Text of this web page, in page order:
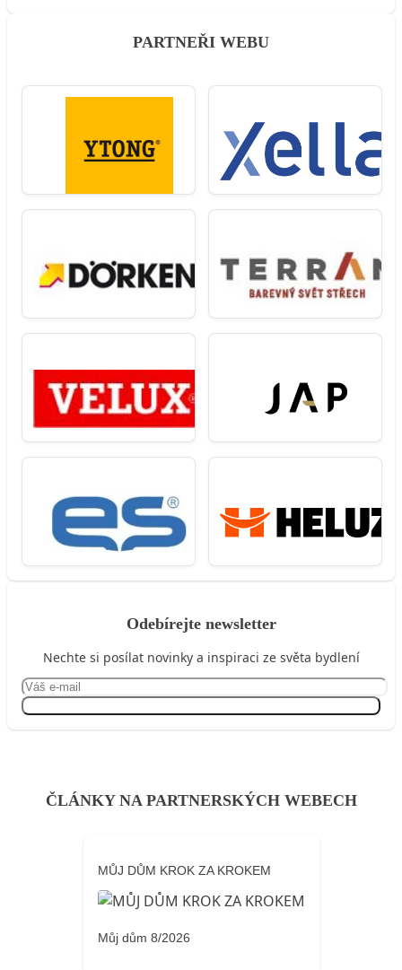
PARTNEŘI WEBU
Odebírejte newsletter
Nechte si posílat novinky a inspiraci ze světa bydlení
ČLÁNKY NA PARTNERSKÝCH WEBECH
MŮJ DŮM KROK ZA KROKEM
Můj dům 8/2026